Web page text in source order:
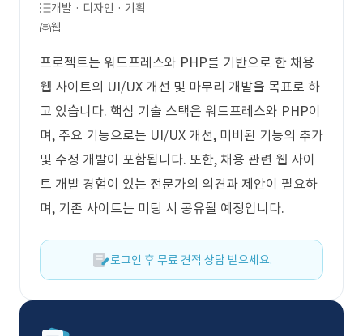
개발 · 디자인 · 기획
웹
프로젝트는 워드프레스와 PHP를 기반으로 한 채용
웹 사이트의 UI/UX 개선 및 마무리 개발을 목표로 하
고 있습니다. 핵심 기술 스택은 워드프레스와 PHP이
며, 주요 기능으로는 UI/UX 개선, 미비된 기능의 추가
및 수정 개발이 포함됩니다. 또한, 채용 관련 웹 사이
트 개발 경험이 있는 전문가의 의견과 제안이 필요하
며, 기존 사이트는 미팅 시 공유될 예정입니다.
로그인 후 무료 견적 상담 받으세요.